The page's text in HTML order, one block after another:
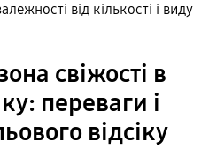
від кількості і виду
свіжості в
переваги і
відсіку